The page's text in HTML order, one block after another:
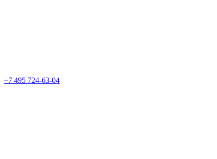
+7 495 724-63-04